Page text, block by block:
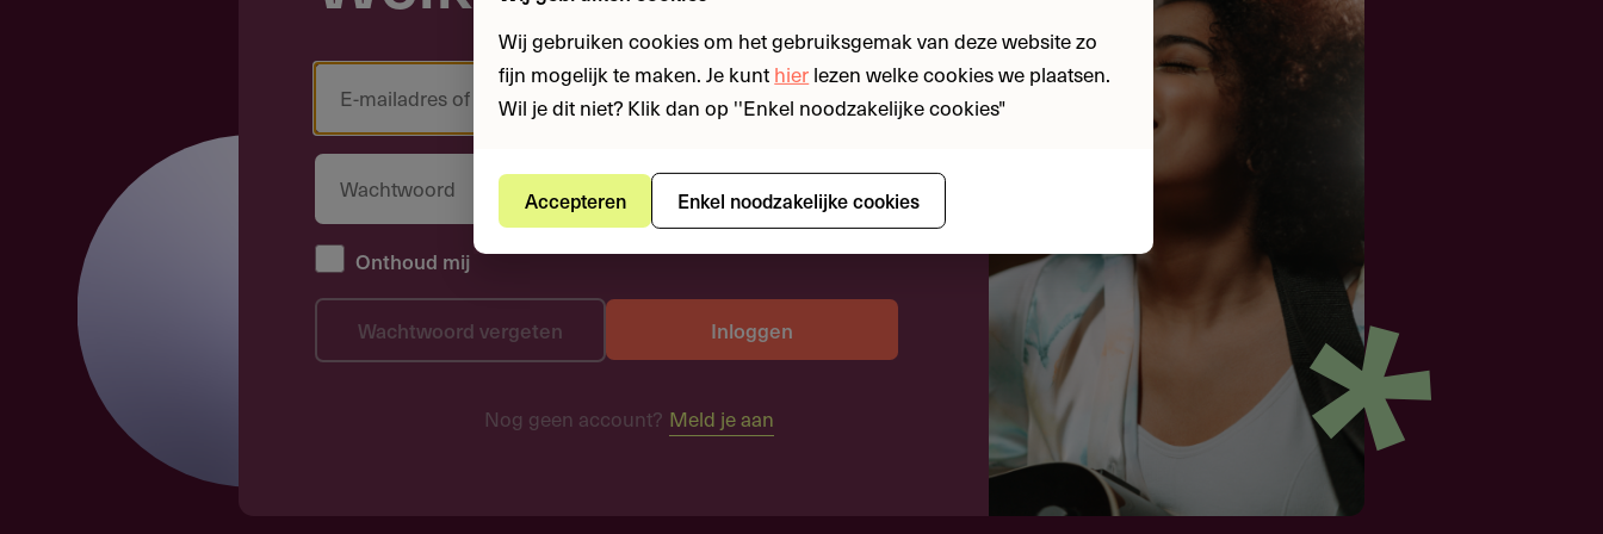
Onthoud mij
Inloggen
Wachtwoord vergeten
Nog geen account? Meld je aan
Wij gebruiken cookies om het gebruiksgemak van deze website zo
fijn mogelijk te maken. Je kunt hier lezen welke cookies we plaatsen.
Wil je dit niet? Klik dan op ''Enkel noodzakelijke cookies"
Accepteren Enkel noodzakelijke cookies